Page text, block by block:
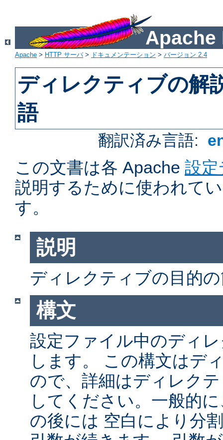
Apache
Apache > HTTP サーバ> ドキュメンテーション > バージョン 2.4
ディレクティブの解
語
翻訳済み言語:
この文書は各 Apache 設
説明するために使われて
す。
説明
ディレクティブの目的
構文
設定ファイル中のディ
します。 この構文はデ
ので、詳細はディレク
してください。一般的
の後には 空白により分